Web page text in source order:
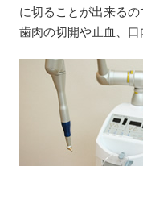
に切ることが出来るの
歯肉の切開や止血、